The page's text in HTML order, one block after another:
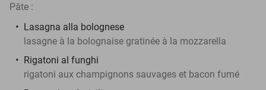
Pâte :
Lasagna alla bolognese
lasagne à la bolognaise gratinée à la mozzarella
Rigatoni al funghi
rigatoni aux champignons sauvages et bacon fumé